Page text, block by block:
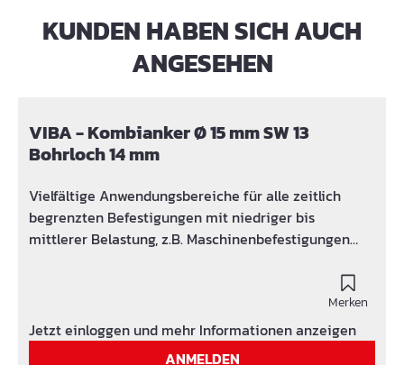
Produktgalerie überspringen
KUNDEN HABEN SICH AUCH
ANGESEHEN
VIBA - Kombianker Ø 15 mm SW 13
Bohrloch 14 mm
Vielfältige Anwendungsbereiche für alle zeitlich
begrenzten Befestigungen mit niedriger bis
mittlerer Belastung, z.B. Maschinenbefestigungen
Reinigung des Bohrloches erforderlich; zusätzliche
Arbeitsvorgänge entfallen Kein Dübel, keine
Spreizwirkung. Minimaler Einsatz von Werkzeugen,
Merken
Jetzt einloggen und mehr Informationen anzeigen
ANMELDEN